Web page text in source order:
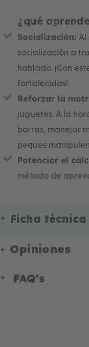
¿qué
Socialización: Al
socialización a
hablado. ¡Con
fortalecidas!
Reforzar la
juguetes. A la
barras, manejar
peques
Potenciar el
método de
Ficha técnica
Opiniones
FAQ's